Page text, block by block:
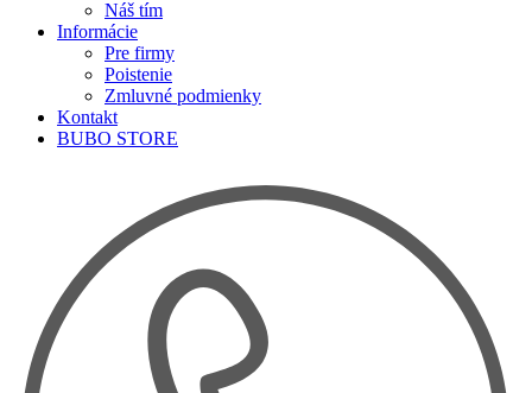
Náš tím
Informácie
Pre firmy
Poistenie
Zmluvné podmienky
Kontakt
BUBO STORE